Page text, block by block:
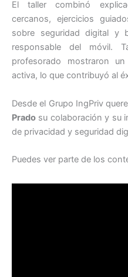
El taller combinó
cercanos, ejercicios
sobre seguridad digital y
responsable del móvil.
profesorado mostraron
activa, lo que contribuyó al
Desde el Grupo IngPriv
Prado su colaboración y su
de privacidad y seguridad
Puedes ver parte de los